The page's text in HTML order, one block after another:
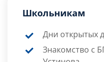
Школьникам
Дни открытых
Знакомство с